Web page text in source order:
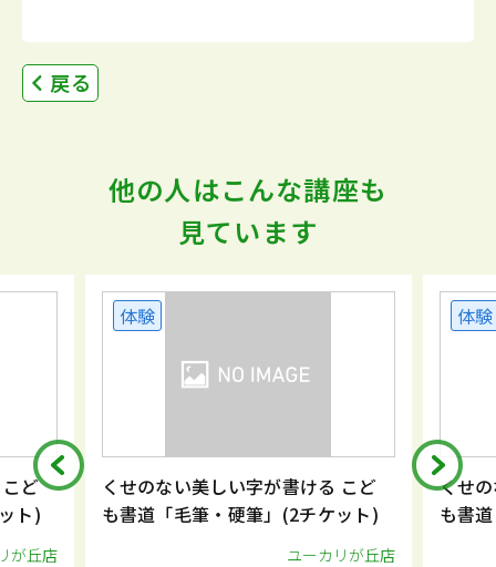
戻る
他の人はこんな講座も
見ています
ど
ト)
が丘店
体験
くせのない美しい字が書ける こど
も書道「毛筆・硬筆」(2チケット)
ユーカリが丘店
体験
くせ
も書